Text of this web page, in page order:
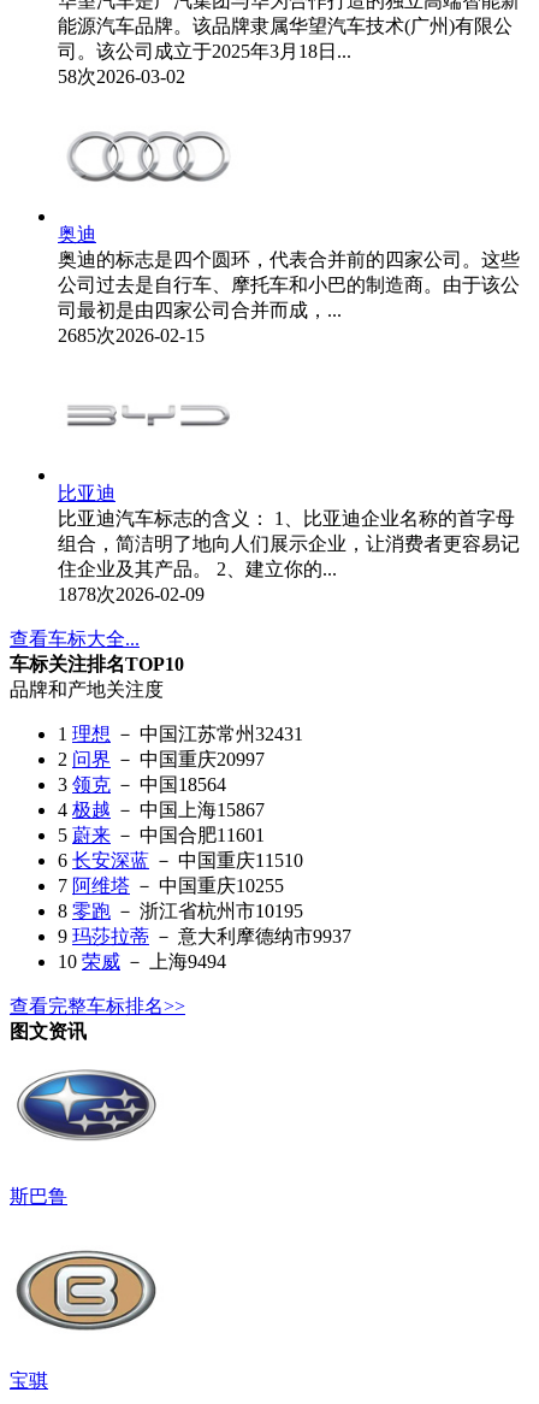
能源汽车品牌。该品牌隶属华望汽车技术(广州)有限公
司。该公司成立于2025年3月18日...
58次2026-03-02
奥迪
奥迪的标志是四个圆环，代表合并前的四家公司。这些
公司过去是自行车、摩托车和小巴的制造商。由于该公
司最初是由四家公司合并而成，...
2685次2026-02-15
比亚迪
比亚迪汽车标志的含义： 1、比亚迪企业名称的首字母
组合，简洁明了地向人们展示企业，让消费者更容易记
住企业及其产品。 2、建立你的...
1878次2026-02-09
查看车标大全...
车标关注排名TOP10
品牌和产地关注度
1 理想 － 中国江苏常州32431
2 问界 － 中国重庆20997
3 领克 － 中国18564
4 极越 － 中国上海15867
5 蔚来 － 中国合肥11601
6 长安深蓝 － 中国重庆11510
7 阿维塔 － 中国重庆10255
8 零跑 － 浙江省杭州市10195
9 玛莎拉蒂 － 意大利摩德纳市9937
10 荣威 － 上海9494
查看完整车标排名>>
图文资讯
斯巴鲁
宝骐